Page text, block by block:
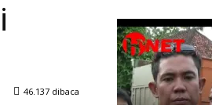
46.137 dibaca